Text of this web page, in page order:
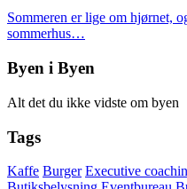
Sommeren er lige om hjørnet,
sommerhus…
Byen i Byen
Alt det du ikke vidste om byen
Tags
Kaffe Burger Executive